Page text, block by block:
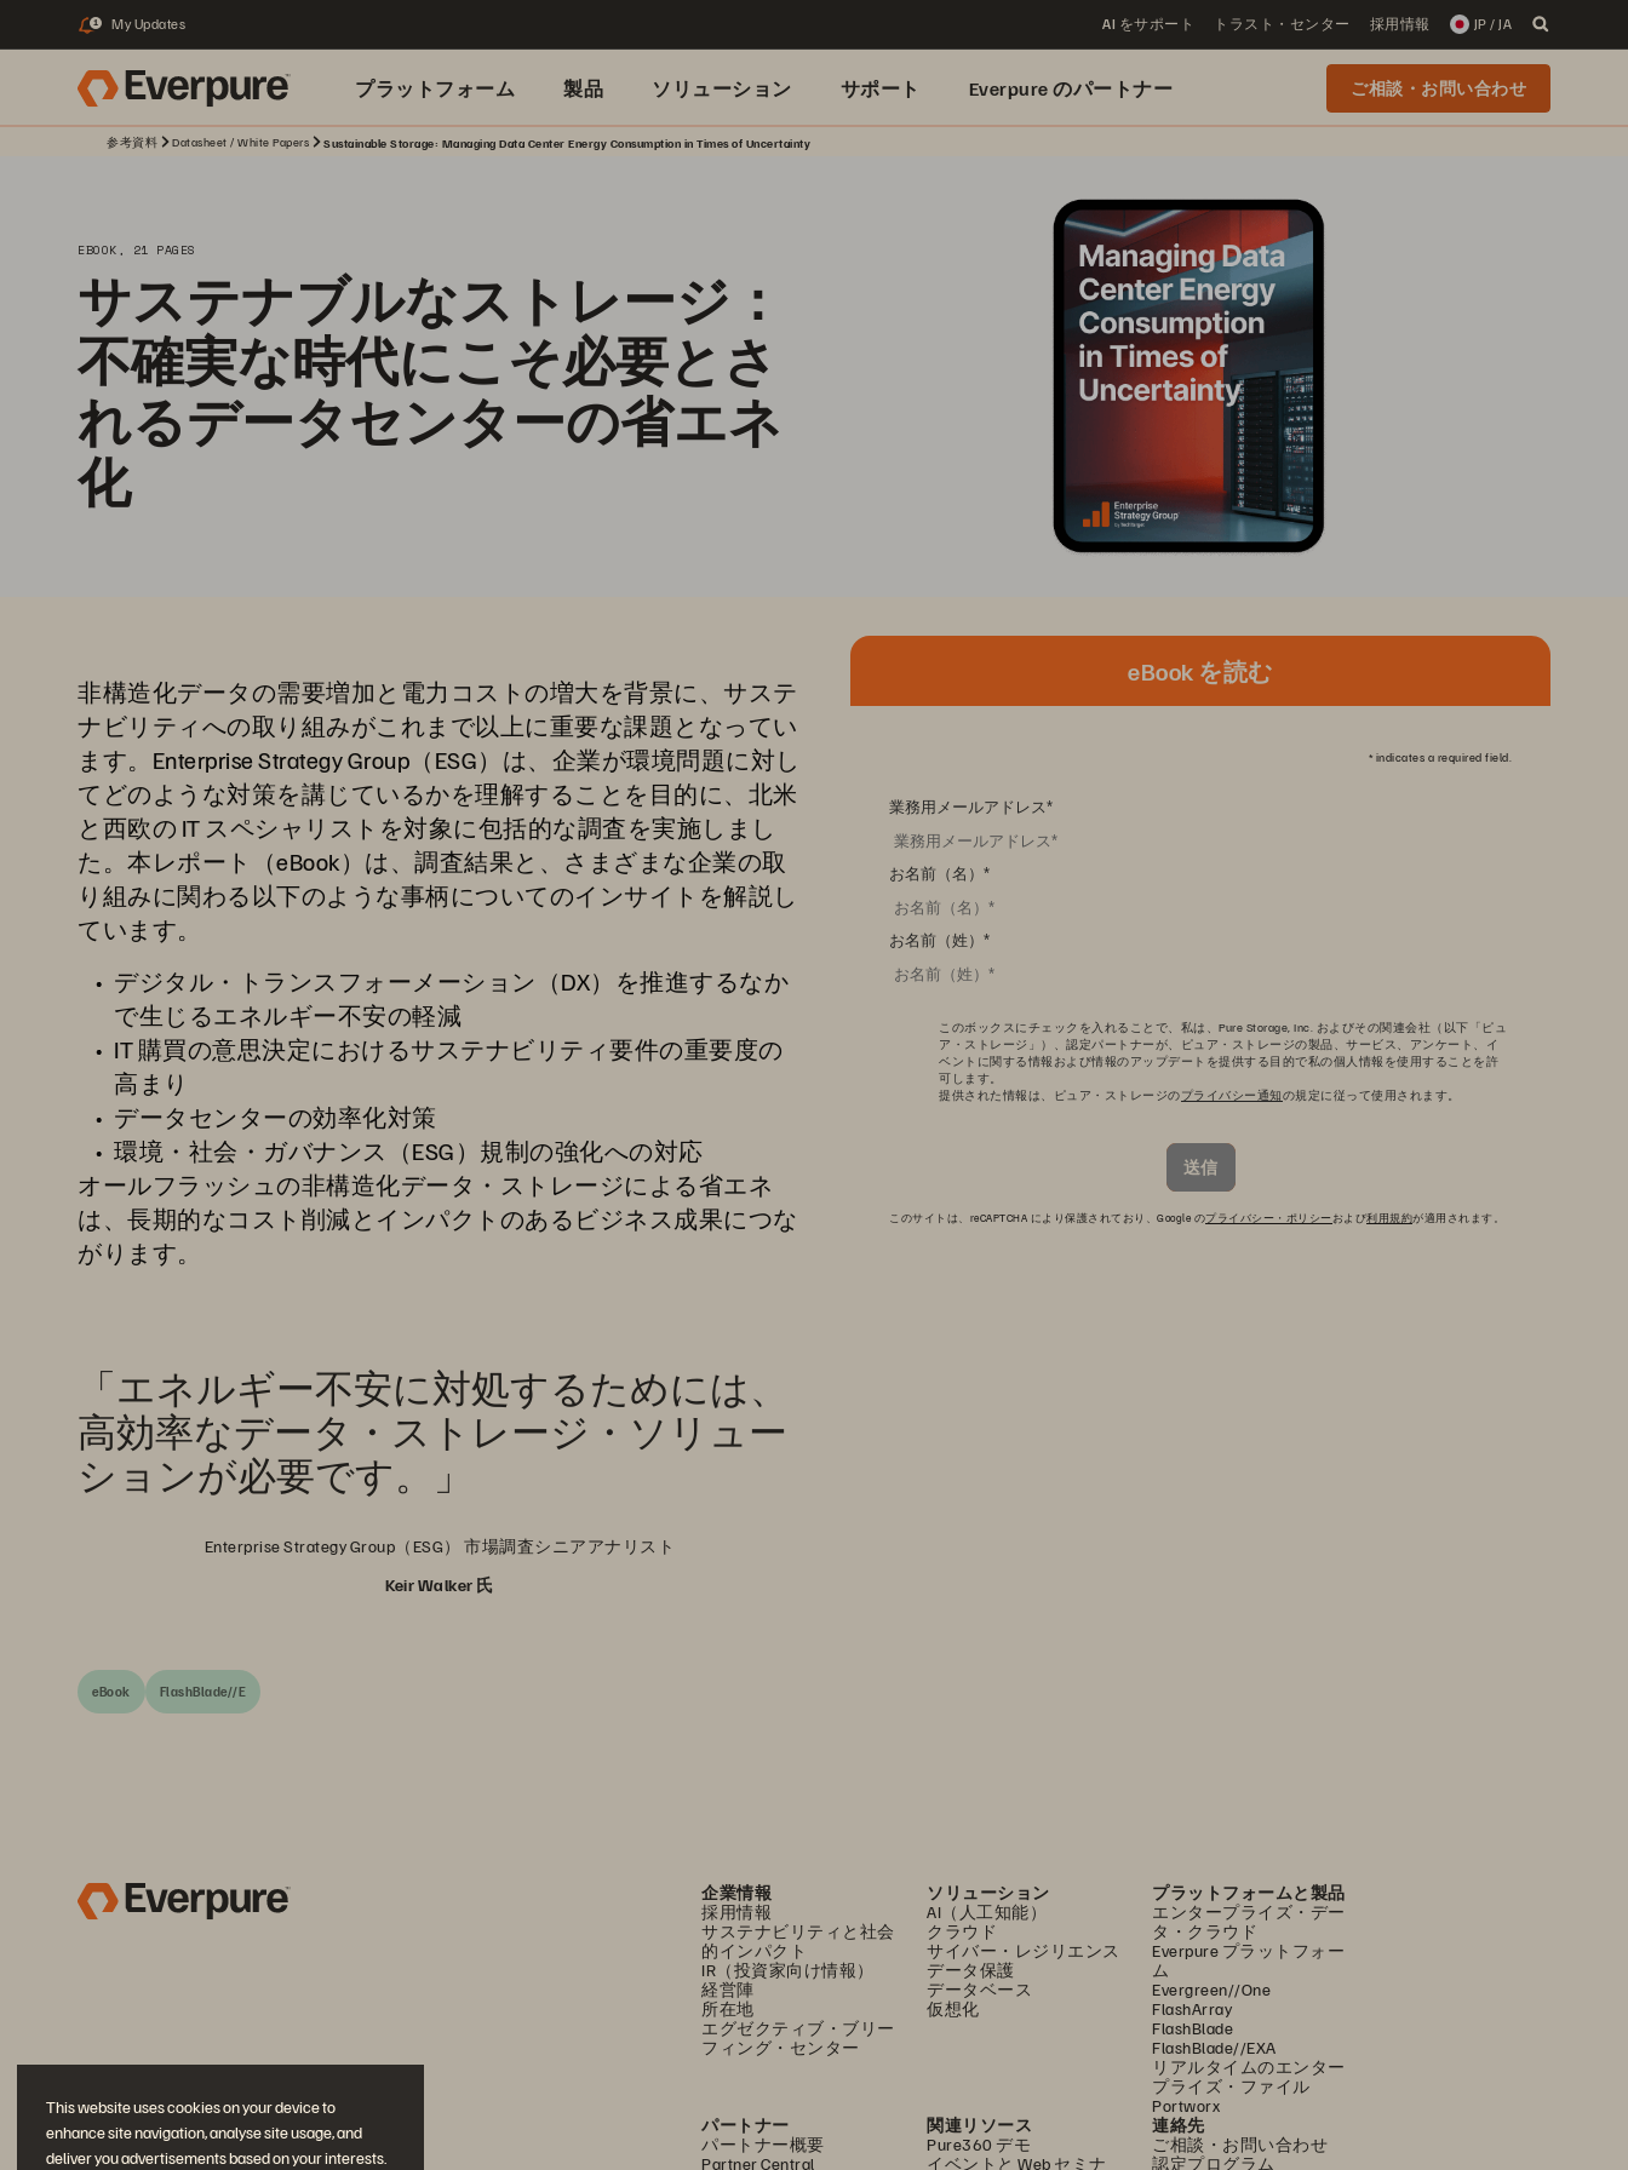
This website uses cookies on your device to
enhance site navigation, analyse site usage, and
deliver you advertisements based on your interests.
1 My Updates AI をサポート トラスト・センター 採用情報 JP / JA
プラットフォーム 製品 ソリューション サポート Everpure のパートナー ご相談・お問い合わせ
参考資料 Datasheet / White Papers Sustainable Storage: Managing Data Center Energy Consumption in Times of Uncertainty
EBOOK, 21 PAGES
サステナブルなストレージ：
不確実な時代にこそ必要とさ
れるデータセンターの省エネ
化
非構造化データの需要増加と電力コストの増大を背景に、サステ
ナビリティへの取り組みがこれまで以上に重要な課題となってい
ます。Enterprise Strategy Group（ESG）は、企業が環境問題に対し
てどのような対策を講じているかを理解することを目的に、北米
と西欧の IT スペシャリストを対象に包括的な調査を実施しまし
た。本レポート（eBook）は、調査結果と、さまざまな企業の取
り組みに関わる以下のような事柄についてのインサイトを解説し
ています。
デジタル・トランスフォーメーション（DX）を推進するなか
で生じるエネルギー不安の軽減
IT 購買の意思決定におけるサステナビリティ要件の重要度の
高まり
データセンターの効率化対策
環境・社会・ガバナンス（ESG）規制の強化への対応
オールフラッシュの非構造化データ・ストレージによる省エネ
は、長期的なコスト削減とインパクトのあるビジネス成果につな
がります。
「エネルギー不安に対処するためには、
高効率なデータ・ストレージ・ソリュー
ションが必要です。」
Enterprise Strategy Group（ESG） 市場調査シニアアナリスト
Keir Walker 氏
eBook を読む
* indicates a required field.
*
業務用メールアドレス
*
お名前（名）
*
お名前（姓）
このボックスにチェックを入れることで、私は、Pure Storage, Inc. およびその関連会社（以下「ピュ
ア・ストレージ」）、認定パートナーが、ピュア・ストレージの製品、サービス、アンケート、イ
ベントに関する情報および情報のアップデートを提供する目的で私の個人情報を使用することを許
可します。
提供された情報は、ピュア・ストレージのプライバシー通知の規定に従って使用されます。
送信
このサイトは、reCAPTCHA により保護されており、Google のプライバシー・ポリシーおよび利用規約が適用されます。
eBook FlashBlade//E
企業情報
採用情報
サステナビリティと社会
的インパクト
IR（投資家向け情報）
経営陣
所在地
エグゼクティブ・ブリー
フィング・センター
ソリューション
AI（人工知能）
クラウド
サイバー・レジリエンス
データ保護
データベース
仮想化
プラットフォームと製品
エンタープライズ・デー
タ・クラウド
Everpure プラットフォー
ム
Evergreen//One
FlashArray
FlashBlade
FlashBlade//EXA
リアルタイムのエンター
プライズ・ファイル
Portworx
パートナー
パートナー概要
Partner Central
関連リソース
Pure360 デモ
イベントと Web セミナ
連絡先
ご相談・お問い合わせ
認定プログラム